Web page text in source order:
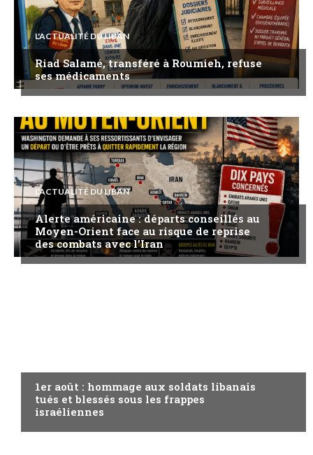
L'ACTUALITÉ DU LIBAN
Riad Salamé, transféré à Roumieh, refuse
ses médicaments
L'ACTUALITÉ DU LIBAN
Alerte américaine : départs conseillés au
Moyen-Orient face au risque de reprise
des combats avec l’Iran
1er août : hommage aux soldats libanais
tués et blessés sous les frappes
israéliennes